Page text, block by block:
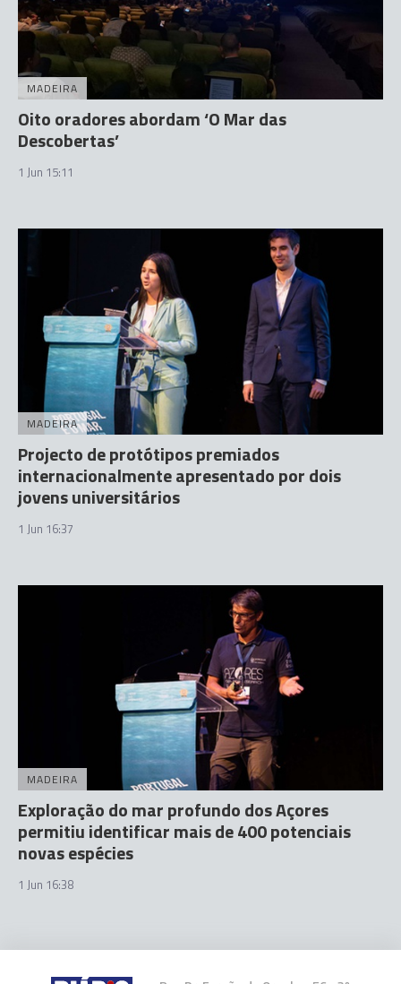
MADEIRA
Oito oradores abordam ‘O Mar das
Descobertas’
1 Jun 15:11
MADEIRA
Projecto de protótipos premiados
internacionalmente apresentado por dois
jovens universitários
1 Jun 16:37
MADEIRA
Exploração do mar profundo dos Açores
permitiu identificar mais de 400 potenciais
novas espécies
1 Jun 16:38